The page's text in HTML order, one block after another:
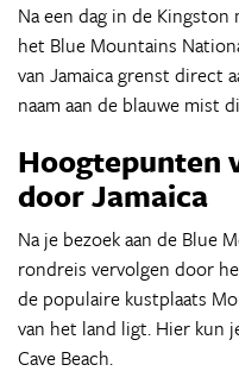
Na een dag in de
het Blue Mountains
van Jamaica grenst direct
naam aan de blauwe mist
Hoogtepunten
door Jamaica
Na je bezoek aan de Blue
rondreis vervolgen door
de populaire kustplaats
van het land ligt. Hier kun
Cave Beach.